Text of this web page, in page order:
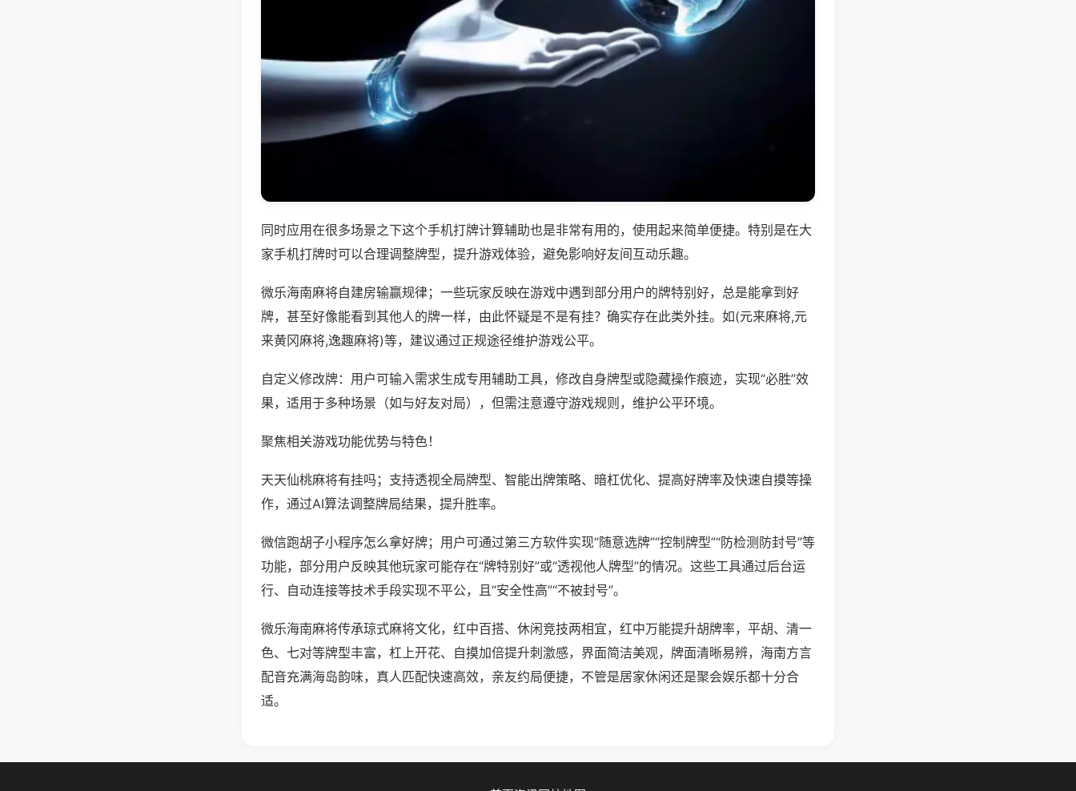
同时应用在很多场景之下这个手机打牌计算辅助也是非常有用的，使用起来简单便捷。特别是在大
家手机打牌时可以合理调整牌型，提升游戏体验，避免影响好友间互动乐趣。
微乐海南麻将自建房输赢规律；一些玩家反映在游戏中遇到部分用户的牌特别好，总是能拿到好
牌，甚至好像能看到其他人的牌一样，由此怀疑是不是有挂？确实存在此类外挂。如(元来麻将,元
来黄冈麻将,逸趣麻将)等，建议通过正规途径维护游戏公平。
自定义修改牌：用户可输入需求生成专用辅助工具，修改自身牌型或隐藏操作痕迹，实现“必胜”效
果，适用于多种场景（如与好友对局），但需注意遵守游戏规则，维护公平环境。
聚焦相关游戏功能优势与特色！
天天仙桃麻将有挂吗；支持透视全局牌型、智能出牌策略、暗杠优化、提高好牌率及快速自摸等操
作，通过AI算法调整牌局结果，提升胜率。
微信跑胡子小程序怎么拿好牌；用户可通过第三方软件实现“随意选牌”“控制牌型”“防检测防封号”等
功能，部分用户反映其他玩家可能存在“牌特别好”或“透视他人牌型”的情况。这些工具通过后台运
行、自动连接等技术手段实现不平公，且“安全性高”“不被封号”。
微乐海南麻将传承琼式麻将文化，红中百搭、休闲竞技两相宜，红中万能提升胡牌率，平胡、清一
色、七对等牌型丰富，杠上开花、自摸加倍提升刺激感，界面简洁美观，牌面清晰易辨，海南方言
配音充满海岛韵味，真人匹配快速高效，亲友约局便捷，不管是居家休闲还是聚会娱乐都十分合
适。